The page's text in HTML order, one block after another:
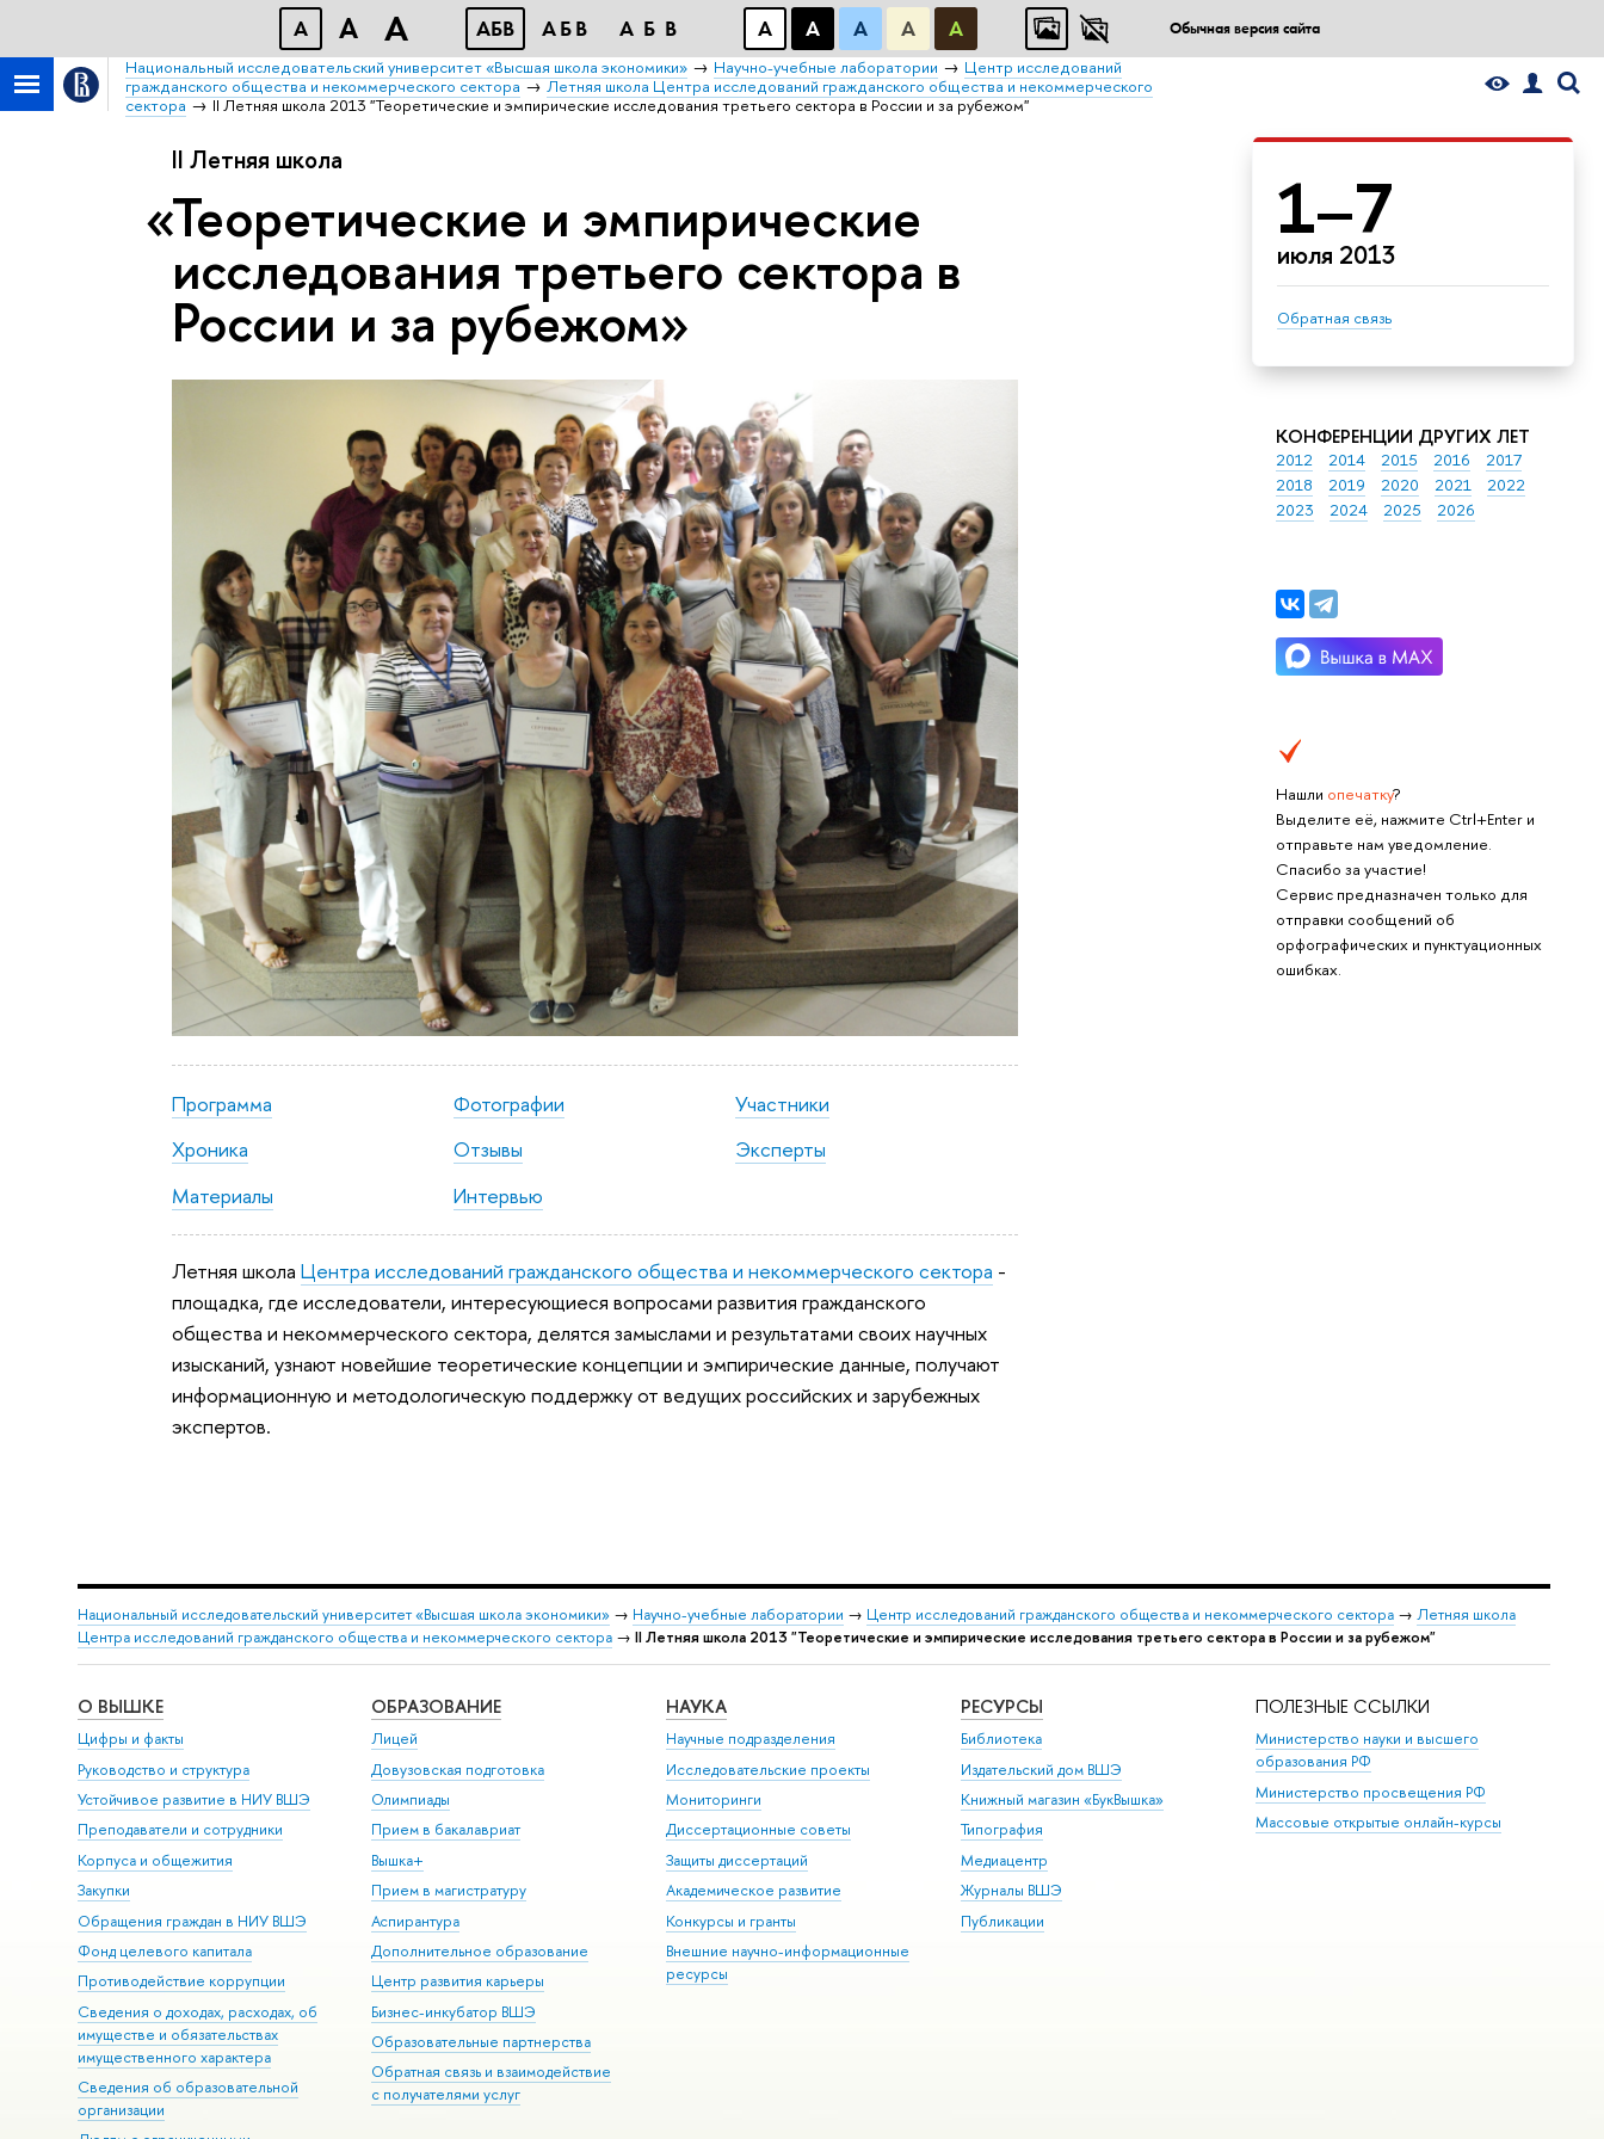
A A A АБВ АБВ АБВ А А А А А Обычная версия сайта
Национальный исследовательский университет «Высшая школа экономики» Научно-учебные лаборатории
Центр исследований
гражданского общества и некоммерческого сектора
Летняя школа Центра исследований гражданского общества и некоммерческого
сектора
II Летняя школа 2013 "Теоретические и эмпирические исследования третьего сектора в России и за рубежом"
1–7
июля 2013
Обратная связь
КОНФЕРЕНЦИИ ДРУГИХ ЛЕТ
2012 2014 2015 2016
2017
2018
2019 2020 2021
2022
2023
2024 2025 2026
Нашли опечатку?
Выделите её, нажмите Ctrl+Enter и
отправьте нам уведомление.
Спасибо за участие!
Сервис предназначен только для
отправки сообщений об
орфографических и пунктуационных
ошибках.
II Летняя школа
Теоретические и эмпирические
исследования третьего сектора в
России и за рубежом
Программа
Хроника
Материалы
Фотографии
Отзывы
Интервью
Участники
Эксперты
Летняя школаЦентра исследований гражданского общества и некоммерческого сектора -
площадка, где исследователи, интересующиеся вопросами развития гражданского
общества и некоммерческого сектора, делятся замыслами и результатами своих научных
изысканий, узнают новейшие теоретические концепции и эмпирические данные, получают
информационную и методологическую поддержку от ведущих российских и зарубежных
экспертов.
Национальный исследовательский университет «Высшая школа экономики» → Научно-учебные лаборатории → Центр исследований гражданского общества и некоммерческого сектора→ Летняя школа
Центра исследований гражданского общества и некоммерческого сектора→ II Летняя школа 2013 "Теоретические и эмпирические исследования третьего сектора в России и за рубежом"
О ВЫШКЕ
Цифры и факты
Руководство и структура
Устойчивое развитие в НИУ ВШЭ
Преподаватели и сотрудники
Корпуса и общежития
Закупки
Обращения граждан в НИУ ВШЭ
Фонд целевого капитала
Противодействие коррупции
Сведения о доходах, расходах, об
имуществе и обязательствах
имущественного характера
Сведения об образовательной
организации
ОБРАЗОВАНИЕ
Лицей
Довузовская подготовка
Олимпиады
Прием в бакалавриат
Вышка+
Прием в магистратуру
Аспирантура
Дополнительное образование
Центр развития карьеры
Бизнес-инкубатор ВШЭ
Образовательные партнерства
Обратная связь и взаимодействие
с получателями услуг
НАУКА
Научные подразделения
Исследовательские проекты
Мониторинги
Диссертационные советы
Защиты диссертаций
Академическое развитие
Конкурсы и гранты
Внешние научно-информационные
ресурсы
РЕСУРСЫ
Библиотека
Издательский дом ВШЭ
Книжный магазин «БукВышка»
Типография
Медиацентр
Журналы ВШЭ
Публикации
ПОЛЕЗНЫЕ ССЫЛКИ
Министерство науки и высшего
образования РФ
Министерство просвещения РФ
Массовые открытые онлайн-курсы